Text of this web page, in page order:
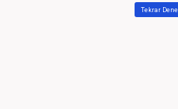
Tekrar Dene